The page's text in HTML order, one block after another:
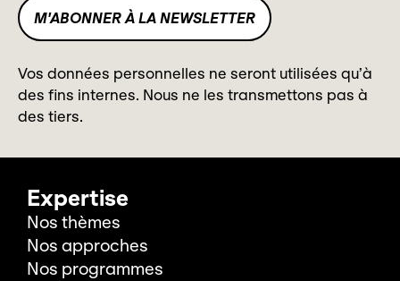
Vos données personnelles ne seront utilisées qu’à
des fins internes. Nous ne les transmettons pas à
des tiers.
Expertise
Nos thèmes
Nos approches
Nos programmes